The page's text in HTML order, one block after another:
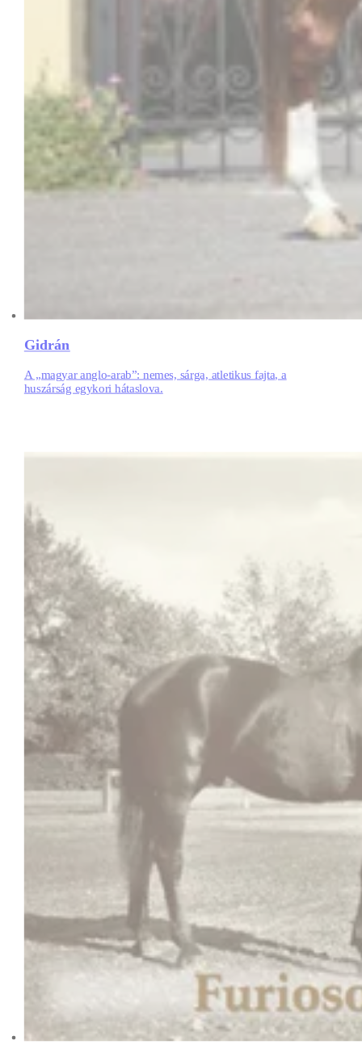
Gidrán
A „magyar anglo-arab”: nemes, sárga, atletikus fajta, a
huszárság egykori hátaslova.